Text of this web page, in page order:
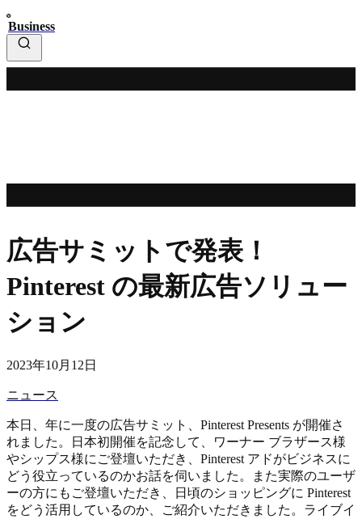
Business
広告サミットで発表！
Pinterest の最新広告ソリュー
ション
2023年10月12日
ニュース
本日、年に一度の広告サミット、Pinterest Presents が開催さ
れました。日本初開催を記念して、ワーナー ブラザース様
やシップス様にご登壇いただき、Pinterest アドがビジネスに
どう役立っているのかお話を伺いました。また実際のユーザ
ーの方にもご登壇いただき、日頃のショッピングに Pinterest
をどう活用しているのか、ご紹介いただきました。ライブイ